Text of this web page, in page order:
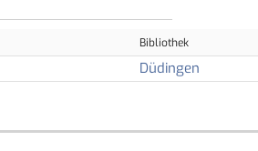
Bibliothek
Düdingen